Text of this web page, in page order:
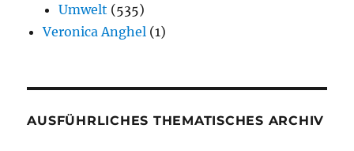
Umwelt (535)
Veronica Anghel (1)
AUSFÜHRLICHES THEMATISCHES ARCHIV